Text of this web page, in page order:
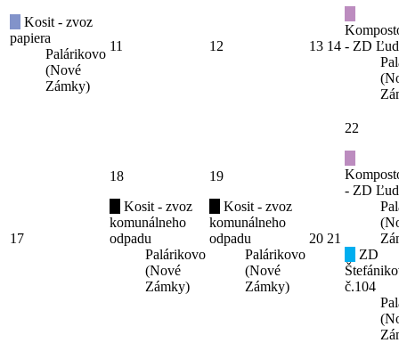
Kosit - zvoz
papiera
Palárikovo
(Nové
Zámky)
11 12 13 14 - ZD
17
18
Kosit - zvoz
komunálneho
odpadu
Palárikovo
(Nové
Zámky)
19
Kosit - zvoz
komunálneho
odpadu
Palárikovo
(Nové
Zámky)
20 21
22
- ZD
ZD
č.104